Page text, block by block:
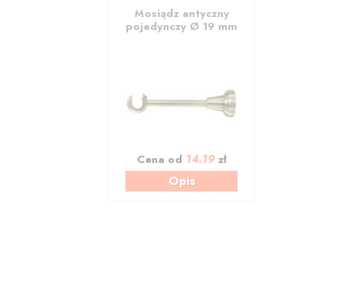
Mosiądz antyczny
pojedynczy Ø 19 mm
Cena od 14.19zł
Opis